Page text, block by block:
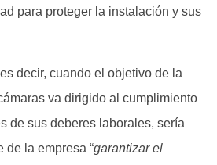
para proteger la instalación y sus
decir, cuando el objetivo de la
va dirigido al cumplimiento
de sus deberes laborales, sería
de la empresa “garantizar el